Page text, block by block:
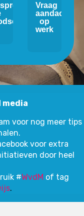
Vraag
aandacht
op
werk
media
voor nog meer tips
voor extra
door heel
#WvdM of tag
.